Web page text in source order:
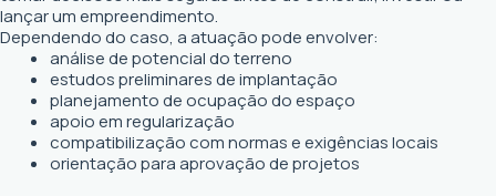
lançar um empreendimento.
Dependendo do caso, a atuação pode envolver:
análise de potencial do terreno
estudos preliminares de implantação
planejamento de ocupação do espaço
apoio em regularização
compatibilização com normas e exigências locais
orientação para aprovação de projetos